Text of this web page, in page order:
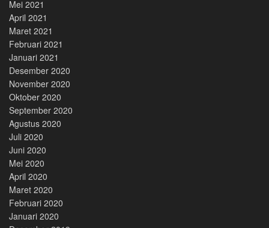
Mei 2021
April 2021
Maret 2021
Februari 2021
Januari 2021
Desember 2020
November 2020
Oktober 2020
September 2020
Agustus 2020
Juli 2020
Juni 2020
Mei 2020
April 2020
Maret 2020
Februari 2020
Januari 2020